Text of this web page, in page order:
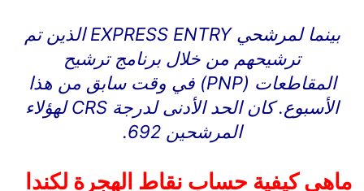
بينما لمرشحي EXPRESS ENTRY الذين تم
ترشيحهم من خلال برنامج ترشيح
المقاطعات (PNP) في وقت سابق من هذا
الأسبوع. كان الحد الأدنى لدرجة CRS لهؤلاء
المرشحين 692.
ماهي كيفية حساب نقاط الهجرة لكندا